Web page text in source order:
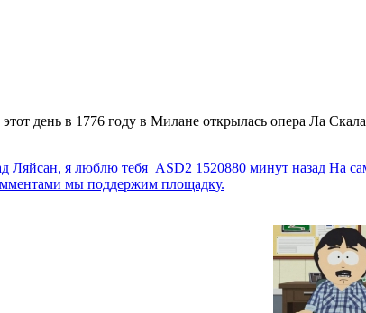
день в 1776 году в Милане открылась опера Ла
Ляйсан, я люблю тебя ASD2 1520880 минут назад На
мы поддержим площадку.